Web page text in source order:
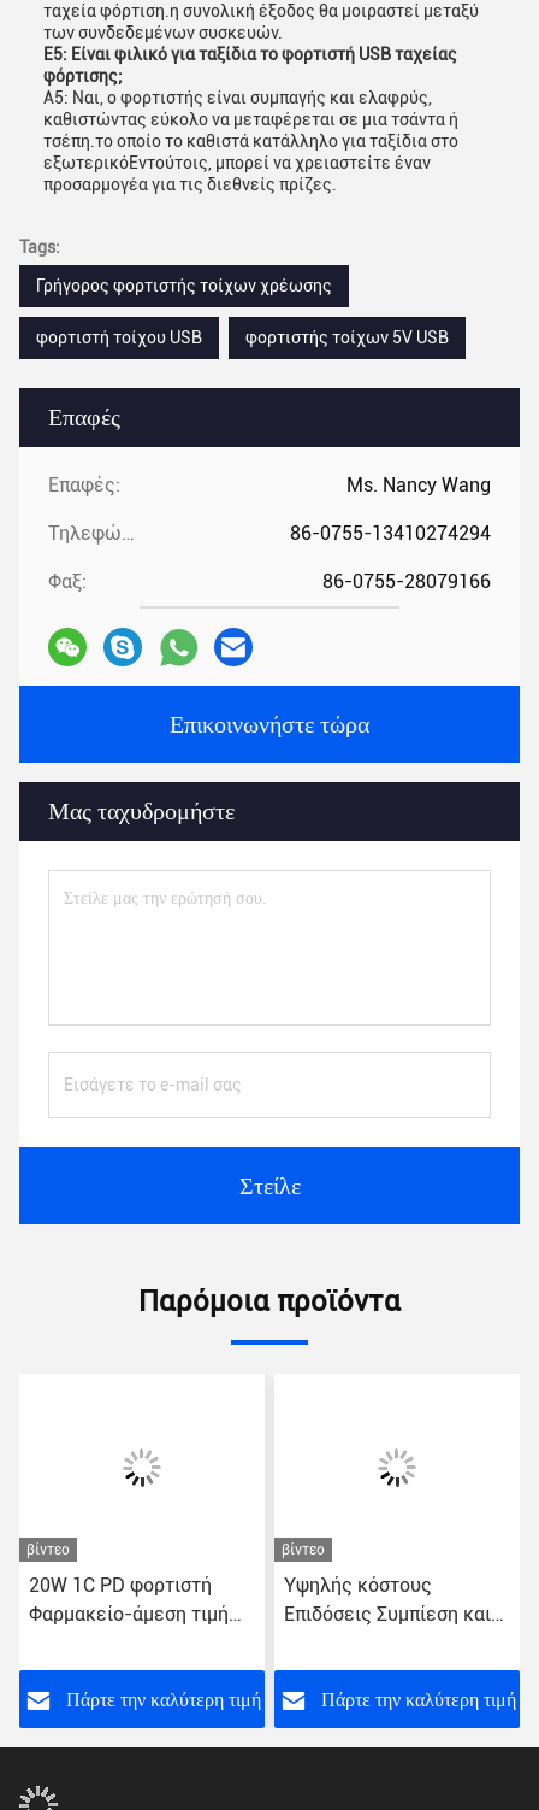
Επαφές
Επαφές: Ms. Nancy Wang
Τηλεφώνημα: 86-0755-13410274294
Φαξ: 86-0755-28079166
Επικοινωνήστε τώρα
Μας ταχυδρομήστε
Στείλε
ταχεία φόρτιση.η συνολική έξοδος θα μοιραστεί μεταξύ
των συνδεδεμένων συσκευών.
Ε5: Είναι φιλικό για ταξίδια το φορτιστή USB ταχείας
φόρτισης;
Α5: Ναι, ο φορτιστής είναι συμπαγής και ελαφρύς,
καθιστώντας εύκολο να μεταφέρεται σε μια τσάντα ή
τσέπη.το οποίο το καθιστά κατάλληλο για ταξίδια στο
εξωτερικόΕντούτοις, μπορεί να χρειαστείτε έναν
προσαρμογέα για τις διεθνείς πρίζες.
Tags:
Γρήγορος φορτιστής τοίχων χρέωσης
φορτιστή τοίχου USB φορτιστής τοίχων 5V USB
Παρόμοια προϊόντα
βίντεο
20W 1C PD φορτιστή
Φαρμακείο-άμεση τιμή
Smartphone Η φόρτιση
σας λειτουργία γρήγορης
φόρτισης
Πάρτε την καλύτερη τιμή
βίντεο
Υψηλής κόστους
Επιδόσεις Συμπίεση και
USB Wall Charger 5V
εξόδουΠάρτε την καλύτερη τιμή